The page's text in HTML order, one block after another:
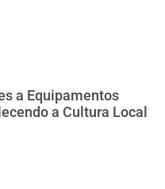
a Equipamentos
a Cultura Local